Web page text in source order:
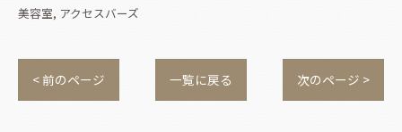
美容室 アクセスバーズ
< 前のページ 一覧に戻る 次のページ >